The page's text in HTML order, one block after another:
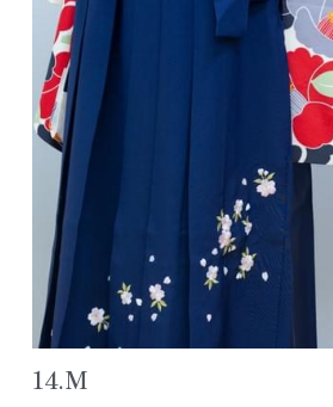
よくあるご質問
レンタルスペース浦安
14.M